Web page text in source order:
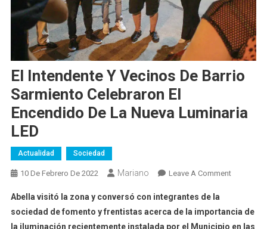
El Intendente Y Vecinos De Barrio
Sarmiento Celebraron El
Encendido De La Nueva Luminaria
LED
Actualidad Sociedad
10 De Febrero De 2022 Mariano Leave A CommentOn
Y
Abella visitó la zona y conversó con integrantes de la
sociedad de fomento y frentistas acerca de la importancia de
la iluminación recientemente instalada por el Municipio en las